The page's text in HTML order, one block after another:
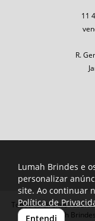
11
R.
Todos os direitos
Lumah Brindes
Lumah Brindes e
personalizar
site. Ao continuar
Política de
Entendi